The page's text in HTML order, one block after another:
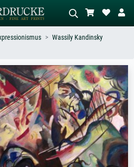
Welle
Beschreiben Sie die Szene – z.B. Grüne
Wiese, Abstrakt mit viel Rot, Dunkles
Ölgemälde, Stehender Akt neben einem
Baum.
Wassily Kandinsky